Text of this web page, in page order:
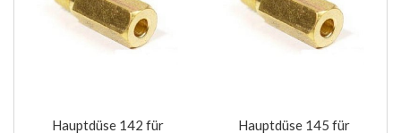
Hauptdüse 142 für
Hauptdüse 145 für